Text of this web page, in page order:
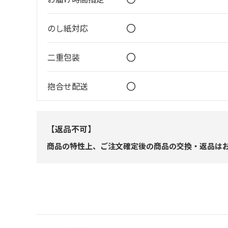
のし紙対応 〇
二重包装 〇
抱合せ配送 〇
【返品不可】
商品の特性上、ご注文確定後の商品の交換・返品は